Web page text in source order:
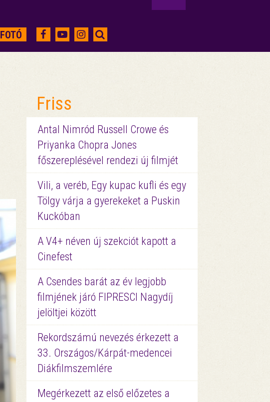
FOTÓ
Friss
Antal Nimród Russell Crowe és
Priyanka Chopra Jones
főszereplésével rendezi új filmjét
Vili, a veréb, Egy kupac kufli és egy
Tölgy várja a gyerekeket a Puskin
Kuckóban
A V4+ néven új szekciót kapott a
Cinefest
A Csendes barát az év legjobb
filmjének járó FIPRESCI Nagydíj
jelöltjei között
Rekordszámú nevezés érkezett a
33. Országos/Kárpát-medencei
Diákfilmszemlére
Megérkezett az első előzetes a